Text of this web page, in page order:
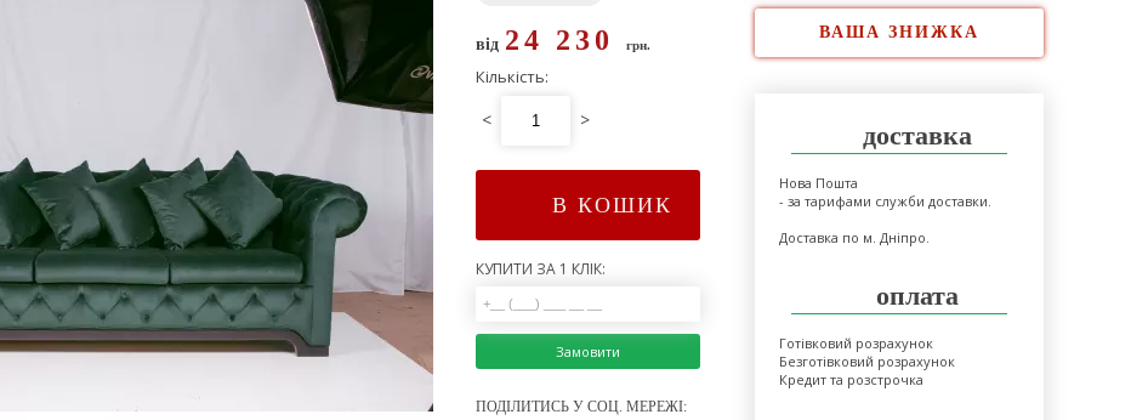
від 24 230 грн.
Кількість:
< >
В КОШИК
КУПИТИ ЗА 1 КЛІК:
Замовити
ПОДІЛИТИСЬ У СОЦ. МЕРЕЖІ:
ВАША ЗНИЖКА
доставка
Нова Пошта
- за тарифами служби доставки.
Доставка по м. Дніпро.
оплата
Готівковий розрахунок
Безготівковий розрахунок
Кредит та розстрочка